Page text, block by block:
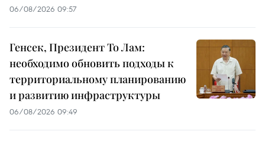
06/08/2026 09:57
Генсек, Президент То Лам:
необходимо обновить подходы к
территориальному планированию
и развитию инфраструктуры
06/08/2026 09:49